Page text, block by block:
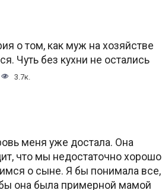
о том, как муж на хозяйстве
Чуть без кухни не остались
3.7к.
меня уже достала. Она
что мы недостаточно хорошо
о сыне. Я бы понимала все,
она была примерной мамой